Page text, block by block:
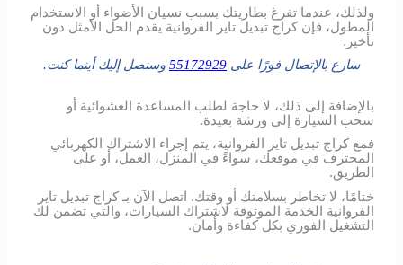
ولذلك، عندما تفرغ بطاريتك بسبب نسيان الأضواء أو الاستخدام
المطول، فإن كراج تبديل تاير الفروانية يقدم الحل الأمثل دون
تأخير.
سارع بالإتصال فورًا على 55172929 وسنصل إليك أينما كنت.
بالإضافة إلى ذلك، لا حاجة لطلب المساعدة العشوائية أو
سحب السيارة إلى ورشة بعيدة.
فمع كراج تبديل تاير الفروانية، يتم إجراء الاشتراك الكهربائي
المحترف في موقعك، سواءً في المنزل، العمل، أو على
الطريق.
ختامًا، لا تخاطر بسلامتك أو وقتك. اتصل الآن بـ كراج تبديل تاير
الفروانية الخدمة الموثوقة لاشتراك السيارات، والتي تضمن لك
التشغيل الفوري بكل كفاءة وأمان.